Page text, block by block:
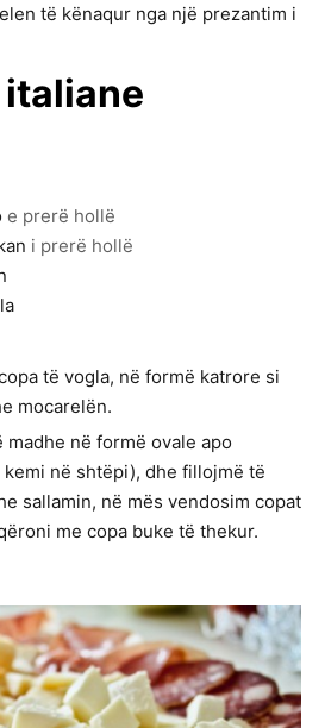
të kënaqur nga një prezantim i
e prerë hollë
i prerë hollë
të vogla, në formë katrore si
mocarelën.
në formë ovale apo
në shtëpi), dhe fillojmë të
sallamin, në mës vendosim copat
me copa buke të thekur.